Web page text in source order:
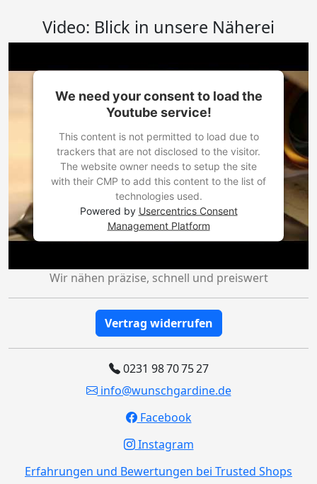
Video: Blick in unsere Näherei
We need your consent to load the
Youtube service!
This content is not permitted to load due to
trackers that are not disclosed to the visitor.
The website owner needs to setup the site
with their CMP to add this content to the list of
technologies used.
Powered by Usercentrics Consent
Management Platform
Wir nähen präzise, schnell und preiswert
Vertrag widerrufen
0231 98 70 75 27
info@wunschgardine.de
Facebook
Instagram
Erfahrungen und Bewertungen bei Trusted Shops